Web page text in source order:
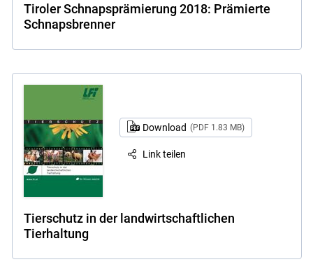
Tiroler Schnapsprämierung 2018: Prämierte
Schnapsbrenner
Download (PDF 1.83 MB)
Link teilen
Tierschutz in der landwirtschaftlichen
Tierhaltung